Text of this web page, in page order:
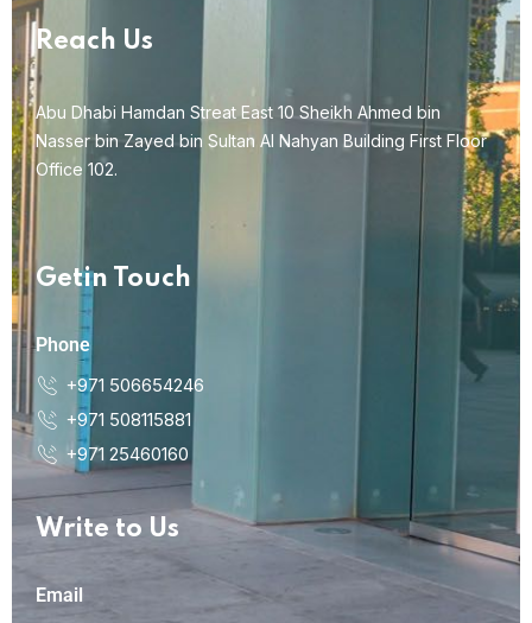
Reach Us
Abu Dhabi Hamdan Streat East 10 Sheikh Ahmed bin
Nasser bin Zayed bin Sultan Al Nahyan Building First Floor
Office 102.
Getin Touch
Phone
+971 506654246
+971 508115881
+971 25460160
Write to Us
Email